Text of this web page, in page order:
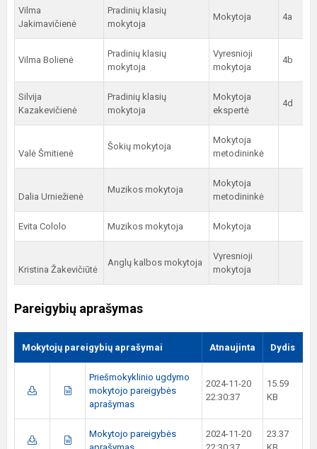
Vilma
Jakimavičienė
Pradinių klasių
mokytoja
Mokytoja 4a
Vilma Bolienė
Pradinių klasių
mokytoja
Vyresnioji
mokytoja
4b
Silvija
Kazakevičienė
Pradinių klasių
mokytoja
Mokytoja
ekspertė
4d
Valė Šmitienė
Šokių mokytoja
Mokytoja
metodininkė
Dalia Urniežienė
Muzikos mokytoja
Mokytoja
metodininkė
Evita Cololo Muzikos mokytoja Mokytoja
Kristina Žakevičiūtė
Anglų kalbos mokytoja
Vyresnioji
mokytoja
Pareigybių aprašymas
Mokytojų pareigybių aprašymai Atnaujinta Dydis
Priešmokyklinio ugdymo
mokytojo pareigybės
aprašymas
2024-11-20
22:30:37
15.59
KB
Mokytojo pareigybės
2024-11-20
23.37